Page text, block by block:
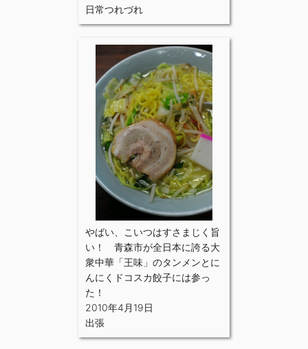
日常つれづれ
やばい、こいつはすさまじく旨
い！ 青森市が全日本に誇る大
衆中華「王味」のタンメンとに
んにくドコスカ餃子には参っ
た！
2010年4月19日
出張